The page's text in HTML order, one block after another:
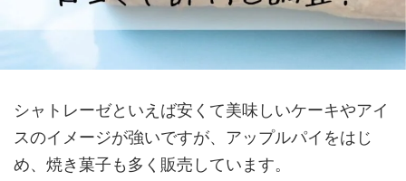
シャトレーゼといえば安くて美味しいケーキやアイ
スのイメージが強いですが、アップルパイをはじ
め、焼き菓子も多く販売しています。